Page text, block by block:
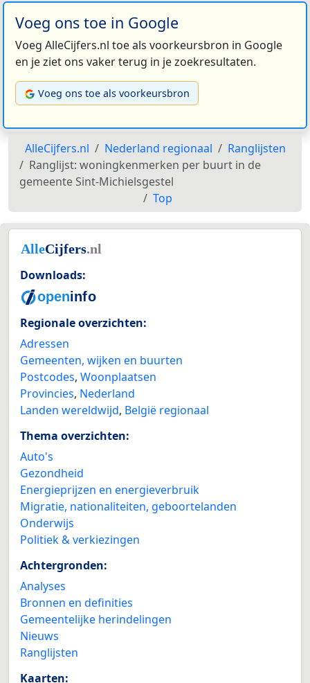
Voeg ons toe in Google
Voeg AlleCijfers.nl toe als voorkeursbron in Google
en je ziet ons vaker terug in je zoekresultaten.
Voeg ons toe als voorkeursbron
AlleCijfers.nl Nederland regionaal
Ranglijsten
Ranglijst: woningkenmerken per buurt in de
gemeente Sint-Michielsgestel
Top
Downloads:
Regionale overzichten:
Adressen
Gemeenten, wijken en buurten
Postcodes, Woonplaatsen
Provincies, Nederland
Landen wereldwijd, België regionaal
Thema overzichten:
Auto's
Gezondheid
Energieprijzen en energieverbruik
Migratie, nationaliteiten, geboortelanden
Onderwijs
Politiek & verkiezingen
Achtergronden:
Analyses
Bronnen en definities
Gemeentelijke herindelingen
Nieuws
Ranglijsten
Kaarten: